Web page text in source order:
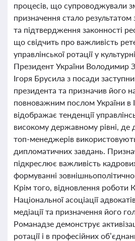
процесів, що супроводжували
призначення стало
та підтвердження законності
що свідчить про важливість
управлінської ротації у
Президент України Володимир
Ігоря Брусила з посади
президента та призначив його
повноважним послом України в
відображає тенденції
високому державному рівні, де
топ-менеджерів
дипломатичних завдань.
підкреслює важливість
формуванні
Крім того, відновлення роботи
Національної асоціації
медіації та призначення його
Романадзе демонструє
ротації і в професійних